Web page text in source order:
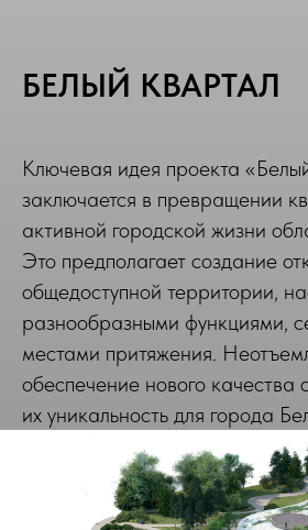
БЕЛЫЙ КВАРТАЛ
Ключевая идея проекта
заключается в превращении
активной городской жизни
Это предполагает создание
общедоступной территории,
разнообразными функциями,
местами притяжения.
обеспечение нового качества
их уникальность для города